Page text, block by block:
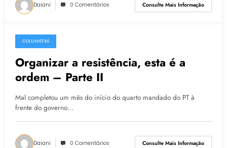
Daiani 0 Comentários Consulte Mais Informação
11.02.2015
COLUNISTAS
Organizar a resistência, esta é a
ordem – Parte II
Mal completou um mês do início do quarto mandado do PT à
frente do governo…
Daiani 0 Comentários Consulte Mais Informação